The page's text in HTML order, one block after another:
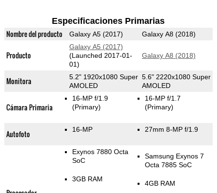
Especificaciones Primarias
Nombre del producto Galaxy A5 (2017) Galaxy A8 (2018)
Producto
Galaxy A5 (2017)
(Launched 2017-01-
01)
Galaxy A8 (2018)
Monitora
5.2" 1920x1080 Super
AMOLED
5.6" 2220x1080 Super
AMOLED
Cámara Primaria
16-MP f/1.9
(Primary)
16-MP f/1.7
(Primary)
Autofoto 16-MP 27mm 8-MP f/1.9
Exynos 7880 Octa
SoC
3GB RAM
Samsung Exynos 7
Octa 7885 SoC
4GB RAM